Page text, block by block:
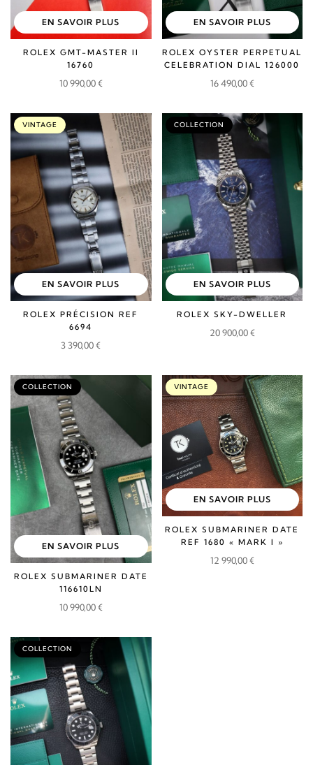
EN SAVOIR PLUS
ROLEX GMT-MASTER II
16760
10 990,00€
EN SAVOIR PLUS
ROLEX OYSTER PERPETUAL
CELEBRATION DIAL 126000
16 490,00€
EN SAVOIR PLUS
VINTAGE
ROLEX PRÉCISION REF
6694
3 390,00€
EN SAVOIR PLUS
COLLECTION
ROLEX SKY-DWELLER
20 900,00€
EN SAVOIR PLUS
COLLECTION
ROLEX SUBMARINER DATE
116610LN
10 990,00€
EN SAVOIR PLUS
VINTAGE
ROLEX SUBMARINER DATE
REF 1680 « MARK I »
12 990,00€
COLLECTION